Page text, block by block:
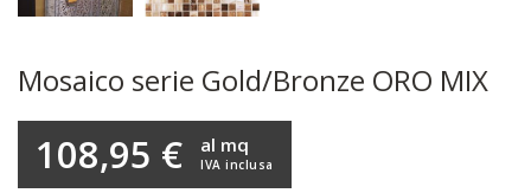
Mosaico serie Gold/Bronze ORO MIX
108,95 € IVA inclusa
al mq